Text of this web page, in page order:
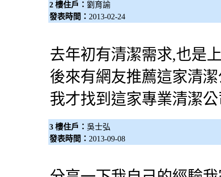
2 樓住戶： 劉育諭
發表時間： 2013-02-24
去年初有清潔需求,也是
後來有網友推薦這家清
我才找到這家專業清潔
3 樓住戶： 吳士弘
發表時間： 2013-09-08